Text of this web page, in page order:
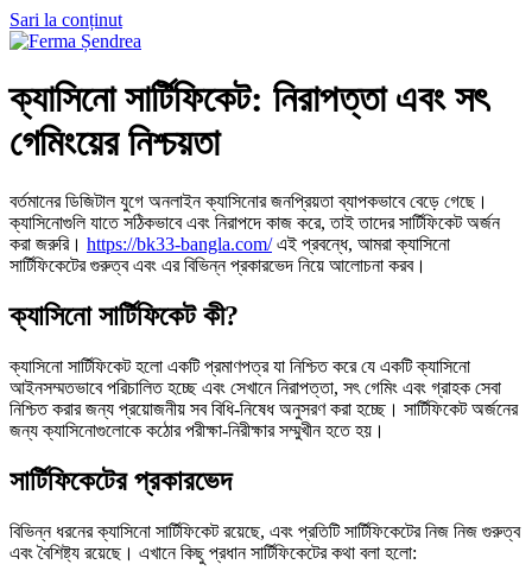
Sari la conținut
ক্যাসিনো সার্টিফিকেট: নিরাপত্তা এবং সৎ
গেমিংয়ের নিশ্চয়তা
বর্তমানের ডিজিটাল যুগে অনলাইন ক্যাসিনোর জনপ্রিয়তা ব্যাপকভাবে বেড়ে গেছে।
ক্যাসিনোগুলি যাতে সঠিকভাবে এবং নিরাপদে কাজ করে, তাই তাদের সার্টিফিকেট অর্জন
করা জরুরি। https://bk33-bangla.com/এই প্রবন্ধে, আমরা ক্যাসিনো
সার্টিফিকেটের গুরুত্ব এবং এর বিভিন্ন প্রকারভেদ নিয়ে আলোচনা করব।
ক্যাসিনো সার্টিফিকেট কী?
ক্যাসিনো সার্টিফিকেট হলো একটি প্রমাণপত্র যা নিশ্চিত করে যে একটি ক্যাসিনো
আইনসম্মতভাবে পরিচালিত হচ্ছে এবং সেখানে নিরাপত্তা, সৎ গেমিং এবং গ্রাহক সেবা
নিশ্চিত করার জন্য প্রয়োজনীয় সব বিধি-নিষেধ অনুসরণ করা হচ্ছে। সার্টিফিকেট অর্জনের
জন্য ক্যাসিনোগুলোকে কঠোর পরীক্ষা-নিরীক্ষার সম্মুখীন হতে হয়।
সার্টিফিকেটের প্রকারভেদ
বিভিন্ন ধরনের ক্যাসিনো সার্টিফিকেট রয়েছে, এবং প্রতিটি সার্টিফিকেটের নিজ নিজ গুরুত্ব
এবং বৈশিষ্ট্য রয়েছে। এখানে কিছু প্রধান সার্টিফিকেটের কথা বলা হলো: